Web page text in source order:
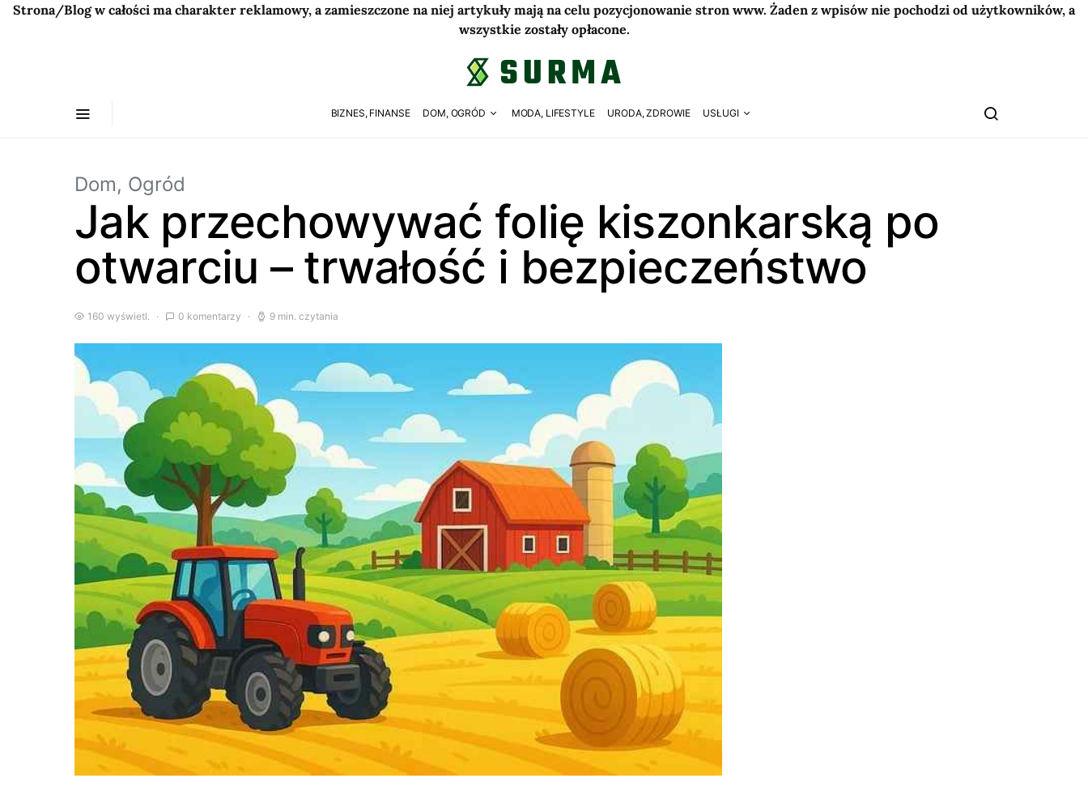
Strona/Blog w całości ma charakter reklamowy, a zamieszczone na niej artykuły mają na celu pozycjonowanie stron www. Żaden z wpisów nie pochodzi od użytkowników, a
wszystkie zostały opłacone.
BIZNES, FINANSE DOM, OGRÓD MODA, LIFESTYLE URODA, ZDROWIE USŁUGI
Dom, Ogród
Jak przechowywać folię kiszonkarską po
otwarciu – trwałość i bezpieczeństwo
160 wyświetl. 0 komentarzy 9 min. czytania